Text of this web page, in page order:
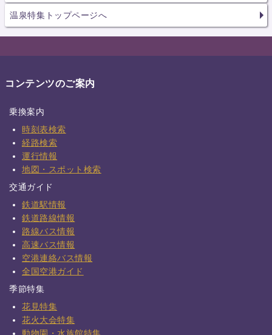
温泉特集トップページへ
コンテンツのご案内
乗換案内
時刻表検索
経路検索
運行情報
地図・スポット検索
交通ガイド
鉄道駅情報
鉄道路線情報
路線バス情報
高速バス情報
空港連絡バス情報
全国空港ガイド
季節特集
花見特集
花火大会特集